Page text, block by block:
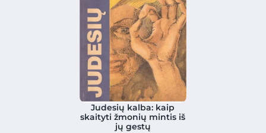
Judesių kalba: kaip
skaityti žmonių mintis iš
jų gestų